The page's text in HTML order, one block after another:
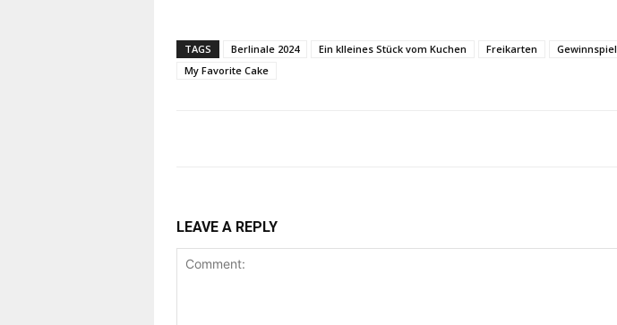
TAGS Berlinale 2024 Ein klleines Stück vom Kuchen Freikarten
Gewinnspiel
My Favorite Cake
LEAVE A REPLY